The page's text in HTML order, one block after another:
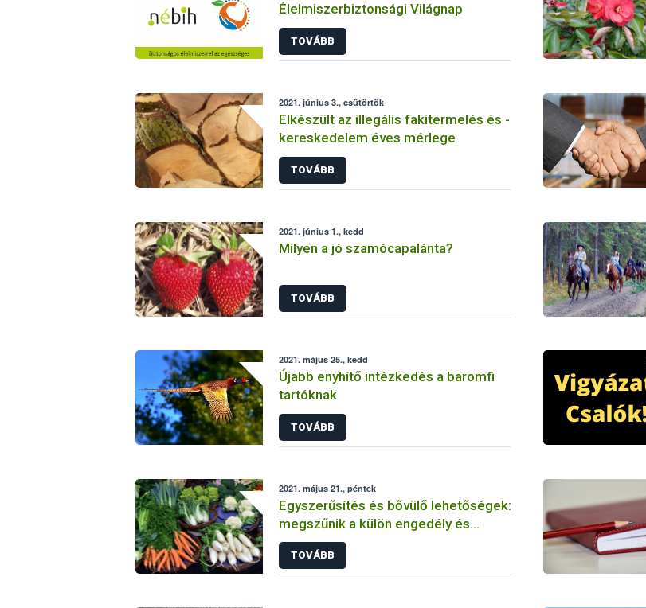
Élelmiszerbiztonsági Világnap
TOVÁBB
2021. június 3., csütörtök
Elkészült az illegális fakitermelés és -
kereskedelem éves mérlege
TOVÁBB
2021. június 1., kedd
Milyen a jó szamócapalánta?
TOVÁBB
2021. május 25., kedd
Újabb enyhítő intézkedés a baromfi
tartóknak
TOVÁBB
2021. május 21., péntek
Egyszerűsítés és bővülő lehetőségek:
megszűnik a külön engedély és
változnak a kistermelői szabályok
TOVÁBB